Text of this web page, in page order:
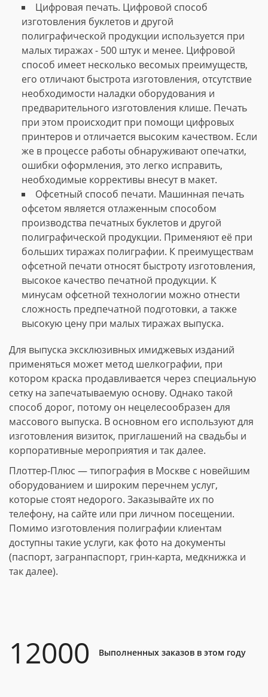
Цифровая печать. Цифровой способ
изготовления буклетов и другой
полиграфической продукции используется при
малых тиражах - 500 штук и менее. Цифровой
способ имеет несколько весомых преимуществ,
его отличают быстрота изготовления, отсутствие
необходимости наладки оборудования и
предварительного изготовления клише. Печать
при этом происходит при помощи цифровых
принтеров и отличается высоким качеством. Если
же в процессе работы обнаруживают опечатки,
ошибки оформления, это легко исправить,
необходимые коррективы внесут в макет.
Офсетный способ печати. Машинная печать
офсетом является отлаженным способом
производства печатных буклетов и другой
полиграфической продукции. Применяют её при
больших тиражах полиграфии. К преимуществам
офсетной печати относят быстроту изготовления,
высокое качество печатной продукции. К
минусам офсетной технологии можно отнести
сложность предпечатной подготовки, а также
высокую цену при малых тиражах выпуска.
Для выпуска эксклюзивных имиджевых изданий
применяться может метод шелкографии, при
котором краска продавливается через специальную
сетку на запечатываемую основу. Однако такой
способ дорог, потому он нецелесообразен для
массового выпуска. В основном его используют для
изготовления визиток, приглашений на свадьбы и
корпоративные мероприятия и так далее.
Плоттер-Плюс — типография в Москве с новейшим
оборудованием и широким перечнем услуг,
которые стоят недорого. Заказывайте их по
телефону, на сайте или при личном посещении.
Помимо изготовления полиграфии клиентам
доступны такие услуги, как фото на документы
(паспорт, загранпаспорт, грин-карта, медкнижка и
так далее).
12000 Выполненных заказов в этом году